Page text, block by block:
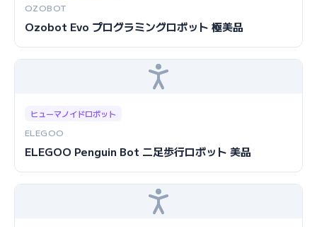
OZOBOT
Ozobot Evo プログラミングロボット 極美品
ヒューマノイドロボット
ELEGOO
ELEGOO Penguin Bot 二足歩行ロボット 美品